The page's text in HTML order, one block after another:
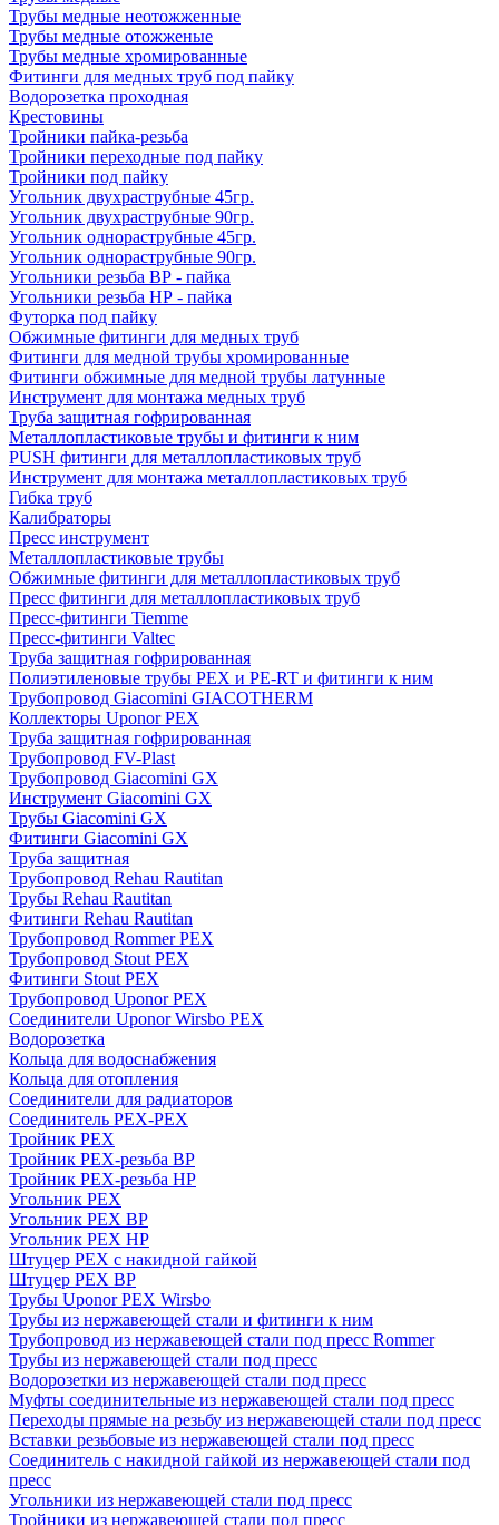
Трубы медные неотожженные
Трубы медные отожженые
Трубы медные хромированные
Фитинги для медных труб под пайку
Водорозетка проходная
Крестовины
Тройники пайка-резьба
Тройники переходные под пайку
Тройники под пайку
Угольник двухраструбные 45гр.
Угольник двухраструбные 90гр.
Угольник однораструбные 45гр.
Угольник однораструбные 90гр.
Угольники резьба ВР - пайка
Угольники резьба НР - пайка
Футорка под пайку
Обжимные фитинги для медных труб
Фитинги для медной трубы хромированные
Фитинги обжимные для медной трубы латунные
Инструмент для монтажа медных труб
Труба защитная гофрированная
Металлопластиковые трубы и фитинги к ним
PUSH фитинги для металлопластиковых труб
Инструмент для монтажа металлопластиковых труб
Гибка труб
Калибраторы
Пресс инструмент
Металлопластиковые трубы
Обжимные фитинги для металлопластиковых труб
Пресс фитинги для металлопластиковых труб
Пресс-фитинги Tiemme
Пресс-фитинги Valtec
Труба защитная гофрированная
Полиэтиленовые трубы PEX и PE-RT и фитинги к ним
Трубопровод Giacomini GIACOTHERM
Коллекторы Uponor PEX
Труба защитная гофрированная
Трубопровод FV-Plast
Трубопровод Giacomini GX
Инструмент Giacomini GX
Трубы Giacomini GX
Фитинги Giacomini GX
Труба защитная
Трубопровод Rehau Rautitan
Трубы Rehau Rautitan
Фитинги Rehau Rautitan
Трубопровод Rommer PEX
Трубопровод Stout PEX
Фитинги Stout PEX
Трубопровод Uponor PEX
Соединители Uponor Wirsbo PEX
Водорозетка
Кольца для водоснабжения
Кольца для отопления
Соединители для радиаторов
Соединитель PEX-PEX
Тройник PEX
Тройник PEX-резьба ВР
Тройник PEX-резьба НР
Угольник PEX
Угольник PEX ВР
Угольник PEX НР
Штуцер PEX c накидной гайкой
Штуцер PEX ВР
Трубы Uponor PEX Wirsbo
Трубы из нержавеющей стали и фитинги к ним
Трубопровод из нержавеющей стали под пресс Rommer
Трубы из нержавеющей стали под пресс
Водорозетки из нержавеющей стали под пресс
Муфты соединительные из нержавеющей стали под пресс
Переходы прямые на резьбу из нержавеющей стали под пресс
Вставки резьбовые из нержавеющей стали под пресс
Соединитель с накидной гайкой из нержавеющей стали под
пресс
Угольники из нержавеющей стали под пресс
Тройники из нержавеющей стали под пресс